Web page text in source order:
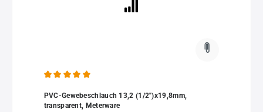
PVC-Gewebeschlauch 13,2 (1/2")x19,8mm,
transparent, Meterware